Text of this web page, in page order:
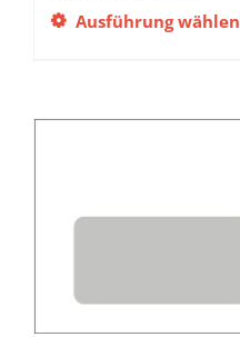
Ausführung wählen